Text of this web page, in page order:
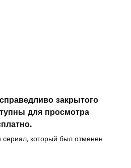
закрытого
для просмотра
который был отменен